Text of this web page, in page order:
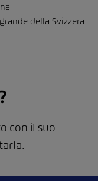
della Svizzera
con il suo